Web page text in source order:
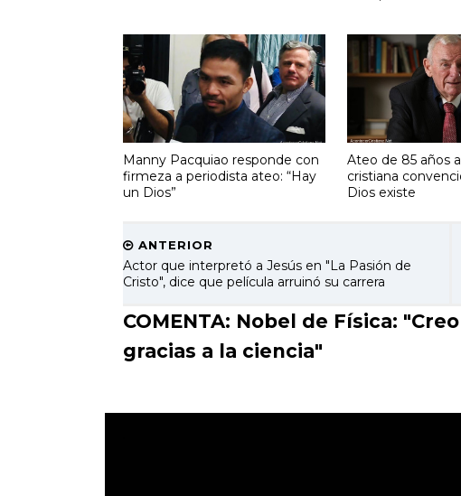
Manny Pacquiao responde con
firmeza a periodista ateo: “Hay
un Dios”
Ateo de 85 años
cristiana
Dios existe
ANTERIOR
Actor que interpretó a Jesús en "La Pasión de
Cristo", dice que película arruinó su carrera
COMENTA: Nobel de Física:
gracias a la ciencia"